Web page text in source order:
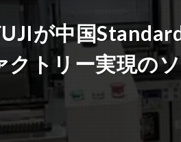
が中国
クトリー実現の